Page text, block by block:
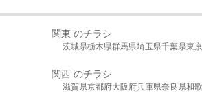
関東 のチラシ
茨城県栃木県群馬県埼玉県千葉県東
関西 のチラシ
滋賀県京都府大阪府兵庫県奈良県和